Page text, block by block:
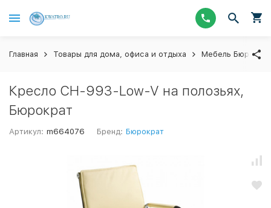
Главная Товары для дома, офиса и отдыха Мебель Бюрократ
Кресло CH-993-Low-V на полозьях,
Бюрократ
Артикул: m664076 Бренд: Бюрократ